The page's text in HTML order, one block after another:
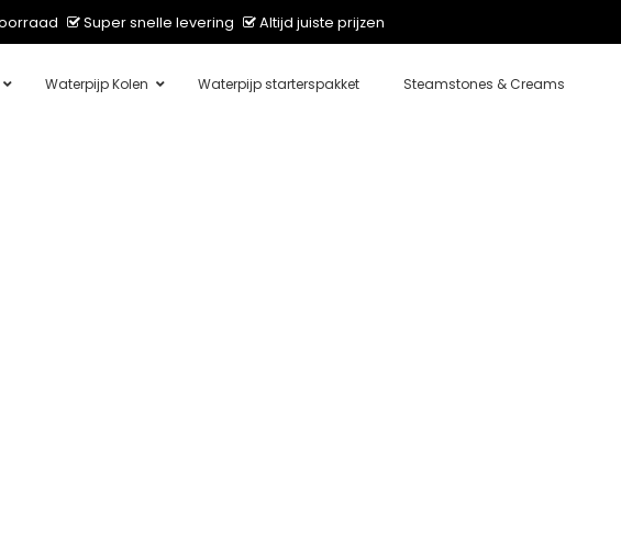
Super snelle levering Altijd juiste prijzen
Waterpijp Kolen Waterpijp starterspakket Steamstones & Creams